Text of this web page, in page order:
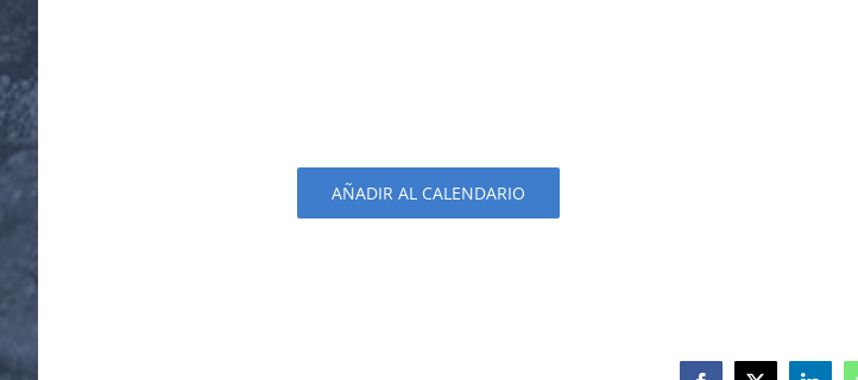
AÑADIR AL CALENDARIO